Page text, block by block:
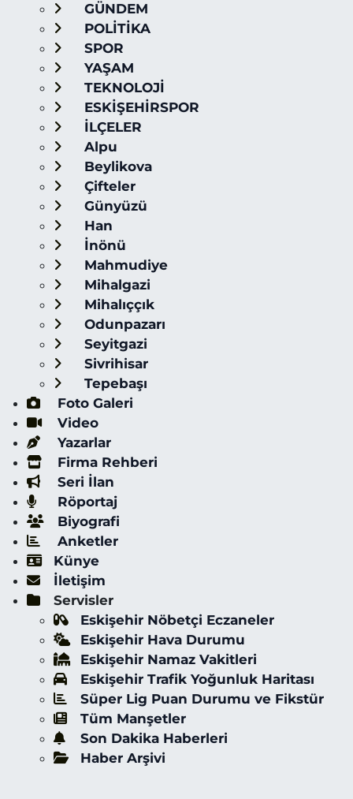
GÜNDEM
POLİTİKA
SPOR
YAŞAM
TEKNOLOJİ
ESKİŞEHİRSPOR
İLÇELER
Alpu
Beylikova
Çifteler
Günyüzü
Han
İnönü
Mahmudiye
Mihalgazi
Mihalıççık
Odunpazarı
Seyitgazi
Sivrihisar
Tepebaşı
Foto Galeri
Video
Yazarlar
Firma Rehberi
Seri İlan
Röportaj
Biyografi
Anketler
Künye
İletişim
Servisler
Eskişehir Nöbetçi Eczaneler
Eskişehir Hava Durumu
Eskişehir Namaz Vakitleri
Eskişehir Trafik Yoğunluk Haritası
Süper Lig Puan Durumu ve Fikstür
Tüm Manşetler
Son Dakika Haberleri
Haber Arşivi